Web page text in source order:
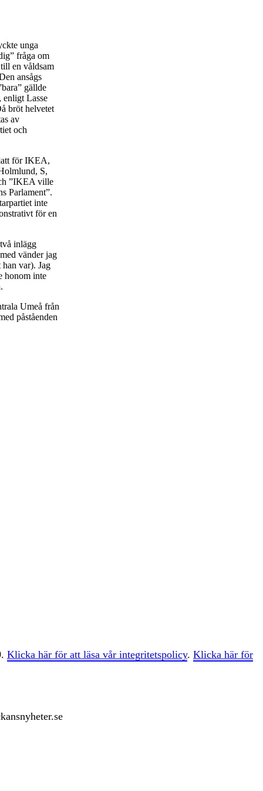
unga
fråga om
en våldsam
ansågs
gällde
enligt Lasse
bröt helvetet
av
och
för IKEA,
S,
”IKEA ville
Parlament”.
inte
för en
inlägg
vänder jag
var). Jag
honom inte
Umeå från
påståenden
Klicka här för att läsa vår integritetspolicy. Klicka här för